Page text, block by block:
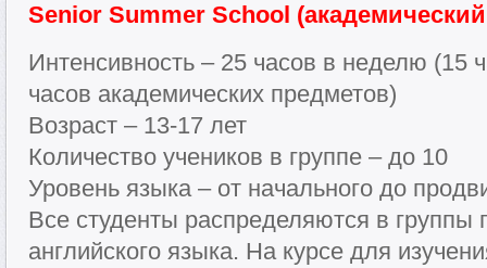
Senior Summer School
Интенсивность – 25 часов в неделю (15
часов академических предметов)
Возраст – 13-17 лет
Количество учеников в группе – до 10
Уровень языка – от начального до
Все студенты распределяются в группы
английского языка. На курсе для